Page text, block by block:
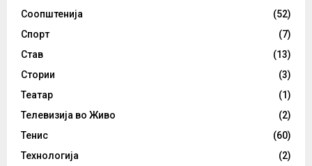
Соопштенија
(52)
Спорт
(7)
Став
(13)
Стории
(3)
Театар
(1)
Телевизија во Живо
(2)
Тенис
(60)
Технологија
(2)